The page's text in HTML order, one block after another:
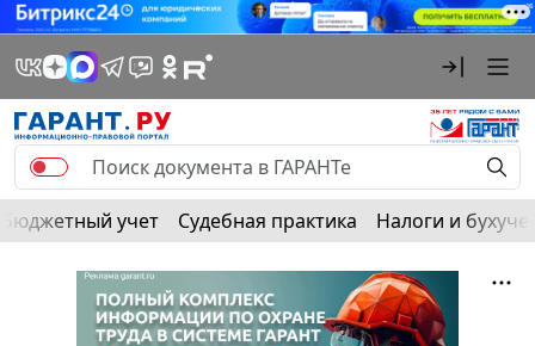
Бюджетный учет Судебная практика Налоги и